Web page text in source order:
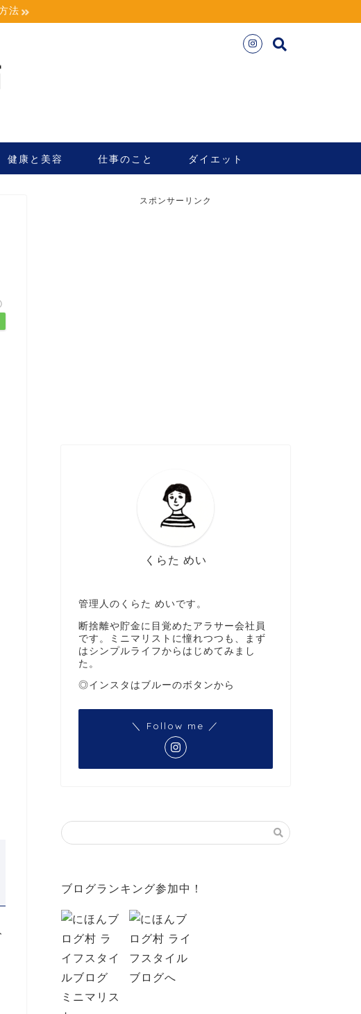
法
健康と美容 仕事のこと ダイエット
スポンサーリンク
くらた めい
管理人のくらた めいです。
断捨離や貯金に目覚めたアラサー会社員
です。ミニマリストに憧れつつも、まず
はシンプルライフからはじめてみまし
た。
◎インスタはブルーのボタンから
＼ Follow me ／
ブログランキング参加中！